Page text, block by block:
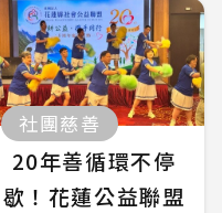
社團慈善
20年善循環不停
歇！花蓮公益聯盟